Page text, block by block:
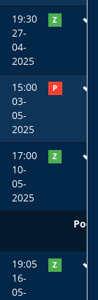
19:30
27-
04-
2025
Z
15:00
03-
05-
2025
P
17:00
10-
05-
2025
Z
19:05
16-
05-
Z